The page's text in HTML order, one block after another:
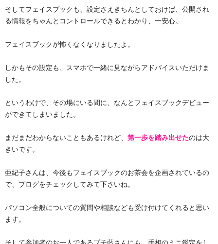
そしてフェイスブックも、設定さえきちんとしておけば、公開され
る情報をちゃんとコントロールできるとわかり、一安心。
フェイスブックが怖くなくなりましたよ。
しかもその設定も、スマホで一緒に見ながらアドバイスいただけま
した。
というわけで、その場にいる間に、なんとフェイスブックデビュー
ができてしまいました。
まだまだわからないこともあるけれど、 第一歩を踏み出せたのは大
きいです。
亜紀子さんは、今後もフェイスブックのお茶会を企画されているの
で、ブログをチェックしてみて下さいね。
パソコン全般についての質問や相談なども受け付けてくれると思い
ます。